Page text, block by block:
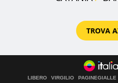
TROVA
LIBERO VIRGILIO PAGINEGIALLE